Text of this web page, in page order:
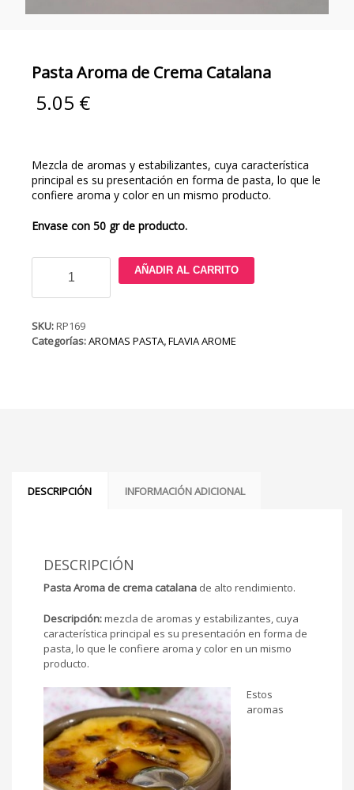
Pasta Aroma de Crema Catalana
5.05 €
Mezcla de aromas y estabilizantes, cuya característica
principal es su presentación en forma de pasta, lo que le
confiere aroma y color en un mismo producto.
Envase con 50 gr de producto.
Pasta
Catalana
cantidad
AÑADIR AL CARRITO
SKU:RP169
Categorías:AROMAS PASTA,FLAVIA AROME
DESCRIPCIÓN INFORMACIÓN ADICIONAL
DESCRIPCIÓN
Pasta Aroma de crema catalana de alto rendimiento.
Descripción:mezcla de aromas y estabilizantes, cuya
característica principal es su presentación en forma de
pasta, lo que le confiere aroma y color en un mismo
producto.
Estos
aromas